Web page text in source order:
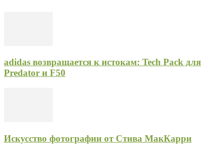
adidas возвращается к истокам: Tech Pack для
Predator и F50
Искусство фотографии от Стива МакКарри